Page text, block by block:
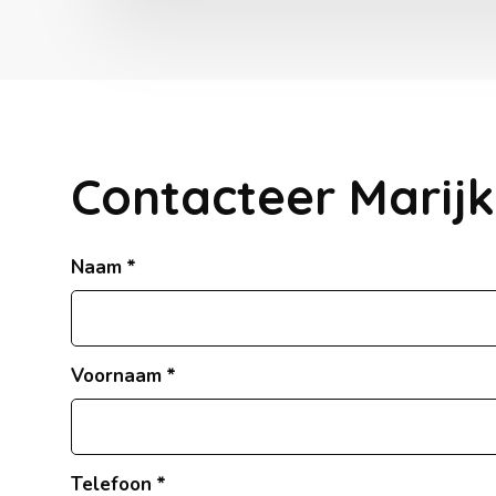
Contacteer
Naam
Voornaam
Telefoon